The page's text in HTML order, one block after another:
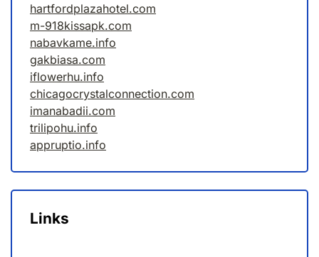
hartfordplazahotel.com
m-918kissapk.com
nabavkame.info
gakbiasa.com
iflowerhu.info
chicagocrystalconnection.com
imanabadii.com
trilipohu.info
appruptio.info
Links